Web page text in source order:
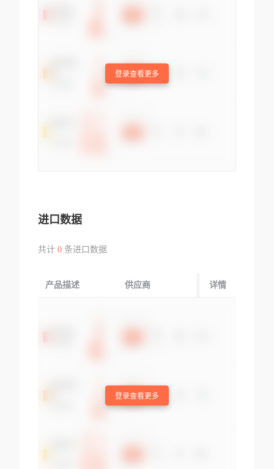
登录查看更多
进口数据
共计 0条进口数据
产品描述 供应商 起运国/地区
详情
登录查看更多